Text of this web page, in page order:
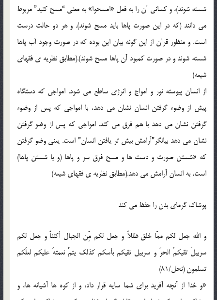
شسته شوند)، و کساني آن را به فعل «امسحوا» به معني “مسح کنيد” مربوط
مي دانند (که در اين صورت پاها بايد مسح شوند). و هر دو حالت درست
است. و منظور قرآن از اين گونه بيان اين بوده که در صورت وجود آب پاها
شسته شوند و در صورت کمبود آن پاها مسح شوند).(مطابق نظريه ي فقهاي
شيعه)
از انسان پيوسته نور و امواج و انرژي ساطع مي شود. امواجي که دستگاه
پيش از وضوء گرفتن انسان نشان مي دهد، با امواجي که پس از وضوء
گرفتن نشان مي دهد با هم فرق مي کند. امواجي که پس از وضو گرفتن
نشان مي دهد بيانگر”آرامش بيش تر يافتن انسان” است. يعني وضو گرفتن
که «شستن صورت و دست ها و مسح فرق سر و پاها (و يا شستن پاها)
است، به انسان آرامش مي دهد.(مطابق نظريه ي فقهاي شيعه)
پوشاک گرماي بدن را حفظ مي کند
و الله جعل لکم ممَّا خلق ظللاً و جعل لکم مِّن الجبال أکنناً و جعل لکم
سربيلَ تقيکمُ الحرّ و سربيل تقيکم بأسکم کذلک يتمُّ نعمتهُ عليکم لعلَّکم
تسلمون (نحل/81)
«و خدا از آنچه آفريد براي شما سايه قرار داد، و از کوه ها آشيانه ها، و